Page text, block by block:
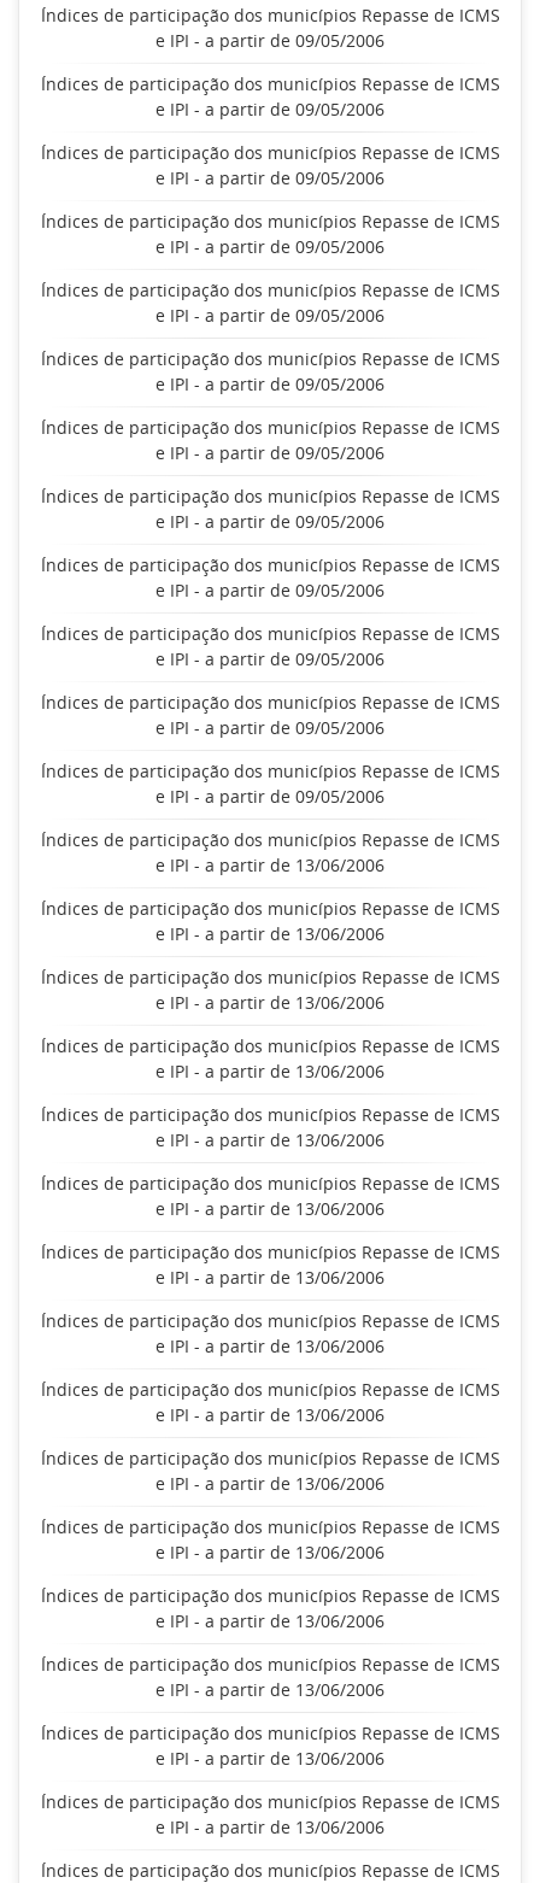
Índices de participação dos municípios Repasse de ICMS
e IPI - a partir de 09/05/2006
Índices de participação dos municípios Repasse de ICMS
e IPI - a partir de 09/05/2006
Índices de participação dos municípios Repasse de ICMS
e IPI - a partir de 09/05/2006
Índices de participação dos municípios Repasse de ICMS
e IPI - a partir de 09/05/2006
Índices de participação dos municípios Repasse de ICMS
e IPI - a partir de 09/05/2006
Índices de participação dos municípios Repasse de ICMS
e IPI - a partir de 09/05/2006
Índices de participação dos municípios Repasse de ICMS
e IPI - a partir de 09/05/2006
Índices de participação dos municípios Repasse de ICMS
e IPI - a partir de 09/05/2006
Índices de participação dos municípios Repasse de ICMS
e IPI - a partir de 09/05/2006
Índices de participação dos municípios Repasse de ICMS
e IPI - a partir de 09/05/2006
Índices de participação dos municípios Repasse de ICMS
e IPI - a partir de 09/05/2006
Índices de participação dos municípios Repasse de ICMS
e IPI - a partir de 09/05/2006
Índices de participação dos municípios Repasse de ICMS
e IPI - a partir de 13/06/2006
Índices de participação dos municípios Repasse de ICMS
e IPI - a partir de 13/06/2006
Índices de participação dos municípios Repasse de ICMS
e IPI - a partir de 13/06/2006
Índices de participação dos municípios Repasse de ICMS
e IPI - a partir de 13/06/2006
Índices de participação dos municípios Repasse de ICMS
e IPI - a partir de 13/06/2006
Índices de participação dos municípios Repasse de ICMS
e IPI - a partir de 13/06/2006
Índices de participação dos municípios Repasse de ICMS
e IPI - a partir de 13/06/2006
Índices de participação dos municípios Repasse de ICMS
e IPI - a partir de 13/06/2006
Índices de participação dos municípios Repasse de ICMS
e IPI - a partir de 13/06/2006
Índices de participação dos municípios Repasse de ICMS
e IPI - a partir de 13/06/2006
Índices de participação dos municípios Repasse de ICMS
e IPI - a partir de 13/06/2006
Índices de participação dos municípios Repasse de ICMS
e IPI - a partir de 13/06/2006
Índices de participação dos municípios Repasse de ICMS
e IPI - a partir de 13/06/2006
Índices de participação dos municípios Repasse de ICMS
e IPI - a partir de 13/06/2006
Índices de participação dos municípios Repasse de ICMS
e IPI - a partir de 13/06/2006
Índices de participação dos municípios Repasse de ICMS